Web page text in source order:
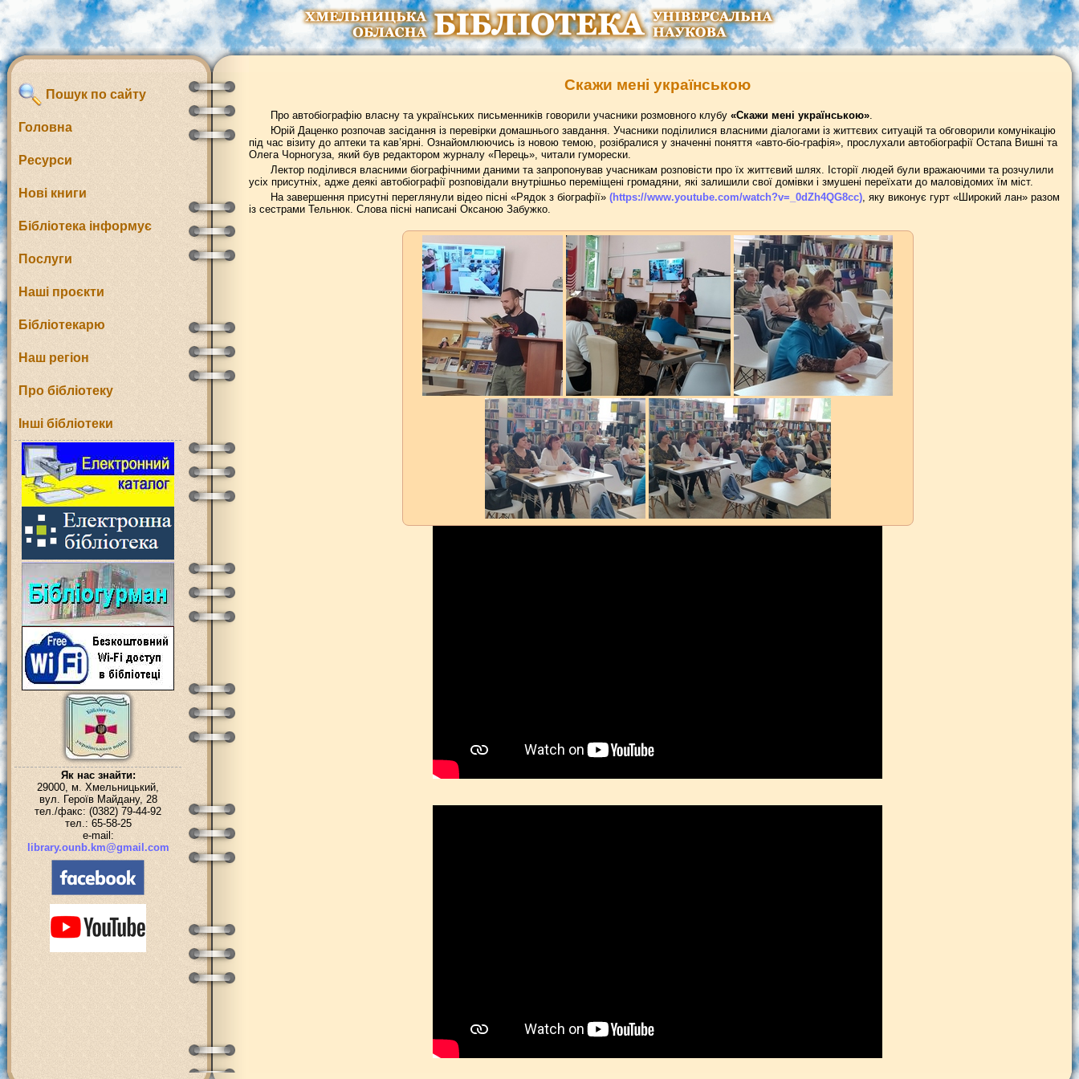
Пошук по сайту
Головна
Ресурси
Нові книги
Бібліотека інформує
Послуги
Наші проєкти
Бібліотекарю
Наш регіон
Про бібліотеку
Інші бібліотеки
Як нас знайти:
29000, м. Хмельницький,
вул. Героїв Майдану, 28
тел./факс: (0382) 79-44-92
тел.: 65-58-25
e-mail:
library.ounb.km@gmail.com
Скажи мені українською
Про автобіографію власну та українських письменників говорили учасники розмовного клубу «Скажи мені українською».
Юрій Даценко розпочав засідання із перевірки домашнього завдання. Учасники поділилися власними діалогами із життєвих ситуацій та обговорили комунікацію
під час візиту до аптеки та кав’ярні. Ознайомлюючись із новою темою, розібралися у значенні поняття «авто-біо-графія», прослухали автобіографії Остапа Вишні та
Олега Чорногуза, який був редактором журналу «Перець», читали гуморески.
Лектор поділився власними біографічними даними та запропонував учасникам розповісти про їх життєвий шлях. Історії людей були вражаючими та розчулили
усіх присутніх, адже деякі автобіографії розповідали внутрішньо переміщені громадяни, які залишили свої домівки і змушені переїхати до маловідомих їм міст.
На завершення присутні переглянули відео пісні «Рядок з біографії» (https://www.youtube.com/watch?v=_0dZh4QG8cc), яку виконує гурт «Широкий лан» разом
із сестрами Тельнюк. Слова пісні написані Оксаною Забужко.